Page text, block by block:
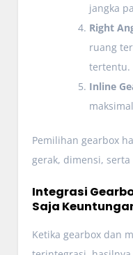
jangka
Right
ruang
tertentu.
Inline
Pemilihan gearbox
gerak, dimensi,
Integrasi
Saja
Ketika gearbox dan